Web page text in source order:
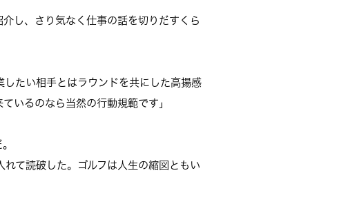
し、さり気なく仕事の話を切りだすくら
したい相手とはラウンドを共にした高揚感
いるのなら当然の行動規範です」
て読破した。ゴルフは人生の縮図ともい